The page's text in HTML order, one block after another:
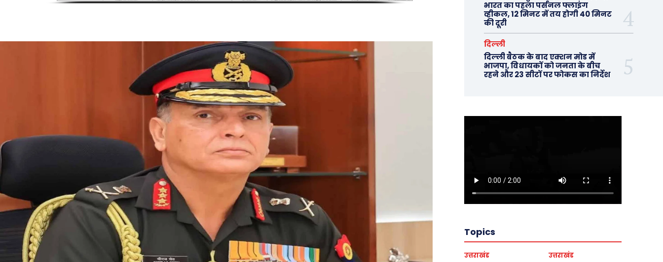
भारत का पहला पर्सनल फ्लाइंग
व्हीकल, 12 मिनट में तय होगी 40 मिनट
की दूरी
दिल्ली
दिल्ली बैठक के बाद एक्शन मोड में
भाजपा, विधायकों को जनता के बीच
रहने और 23 सीटों पर फोकस का निर्देश
Topics
उत्तराखंड उत्तराखंड